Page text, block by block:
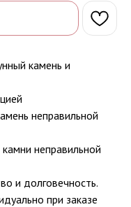
камень и
неправильной
неправильной
и долговечность.
при заказе